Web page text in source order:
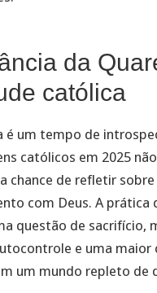
da
católica
é um tempo de
católicos em 2025
chance de refletir sobre
com Deus. A
questão de sacrifício,
e uma maior
um mundo repleto de